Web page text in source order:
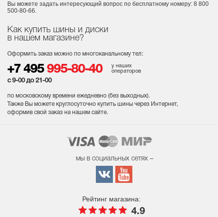
Как купить шины и диски
в нашем магазине?
Оформить заказ можно по многоканальному тел:
+7 495 995-80-40
у наших
операторов
с 9-00 до 21-00
по московскому времени ежедневно (без выходных).
Также Вы можете круглосуточно купить шины через Интернет,
оформив свой заказ на нашем сайте.
Вы можете задать интересующий вопрос по бесплатному номеру: 8 800
500-80-66.
мы в социальных сетях –
Рейтинг магазина:
4.9